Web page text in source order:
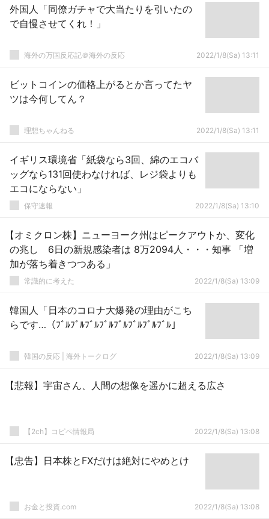
外国人「同僚ガチャで大当たりを引いたの
で自慢させてくれ！」
海外の万国反応記＠海外の反応 2022/1/8(Sa) 13:11
ビットコインの価格上がるとか言ってたヤ
ツは今何してん？
理想ちゃんねる 2022/1/8(Sa) 13:11
イギリス環境省「紙袋なら3回、綿のエコバ
ッグなら131回使わなければ、レジ袋よりも
エコにならない」
保守速報 2022/1/8(Sa) 13:10
【オミクロン株】ニューヨーク州はピークアウトか、変化
の兆し 6日の新規感染者は 8万2094人・・・知事 「増
加が落ち着きつつある」
常識的に考えた 2022/1/8(Sa) 13:09
韓国人「日本のコロナ大爆発の理由がこち
らです…（ﾌﾞﾙﾌﾞﾙﾌﾞﾙﾌﾞﾙﾌﾞﾙﾌﾞﾙﾌﾞﾙﾌﾞﾙ」
韓国の反応 | 海外トークログ 2022/1/8(Sa) 13:09
【悲報】宇宙さん、人間の想像を遥かに超える広さ
【2ch】コピペ情報局 2022/1/8(Sa) 13:08
【忠告】日本株とFXだけは絶対にやめとけ
お金と投資.com 2022/1/8(Sa) 13:08